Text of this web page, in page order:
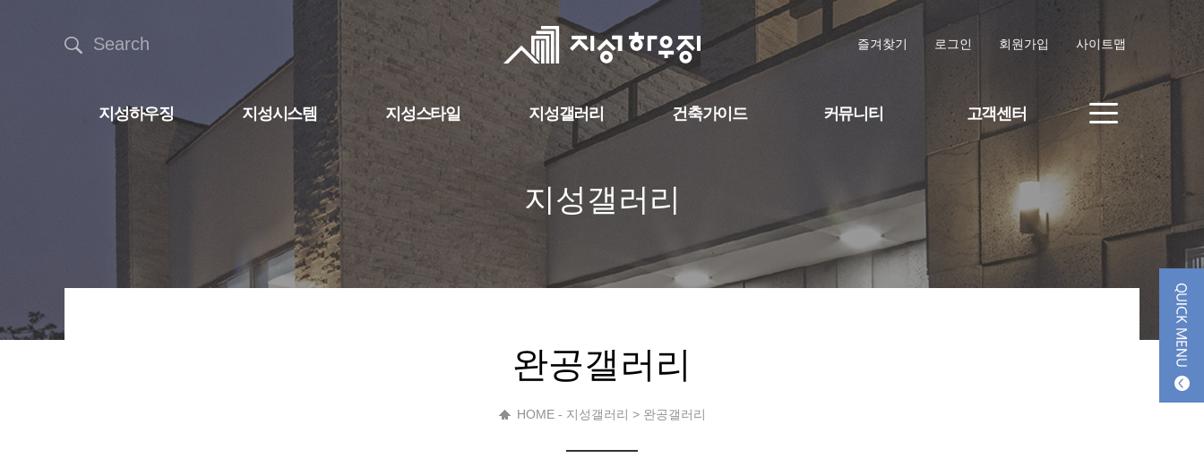
Search 즐겨찾기 로그인 회원가입 사이트맵
지성하우징 지성시스템 지성스타일 지성갤러리 건축가이드 커뮤니티 고객센터
지성갤러리
완공갤러리
HOME - 지성갤러리 > 완공갤러리